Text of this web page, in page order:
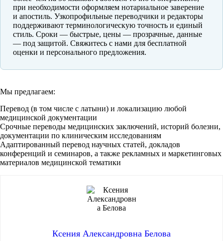
при необходимости оформляем нотариальное заверение
и апостиль. Узкопрофильные переводчики и редакторы
поддерживают терминологическую точность и единый
стиль. Сроки — быстрые, цены — прозрачные, данные
— под защитой. Свяжитесь с нами для бесплатной
оценки и персонального предложения.
Мы предлагаем:
Перевод (в том числе с латыни) и локализацию любой
медицинской документации
Срочные переводы медицинских заключений, историй болезни,
документации по клиническим исследованиям
Адаптированный перевод научных статей, докладов
конференций и семинаров, а также рекламных и маркетинговых
материалов медицинской тематики
Ксения Александровна Белова